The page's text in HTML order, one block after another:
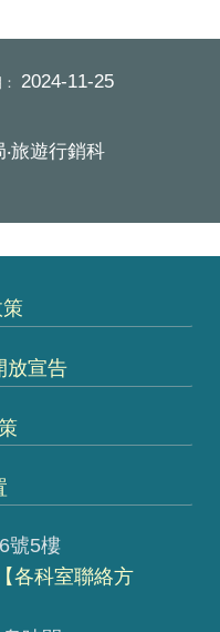
：2024-11-25
旅遊行銷科
放宣告
號5樓
【各科室聯絡方